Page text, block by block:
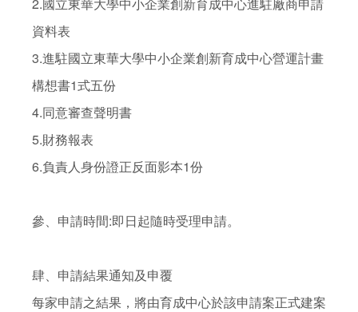
資料表
3.進駐國立東華大學中小企業創新育成中心營運計畫
構想書1式五份
4.同意審查聲明書
5.財務報表
6.負責人身份證正反面影本1份
參、申請時間:即日起隨時受理申請。
肆、申請結果通知及申覆
每家申請之結果，將由育成中心於該申請案正式建案